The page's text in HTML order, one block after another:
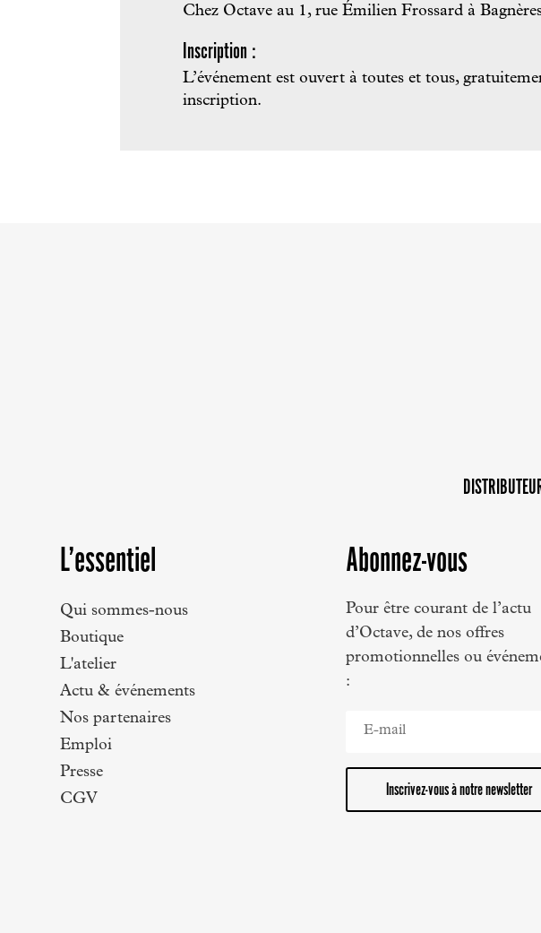
Chez Octave au 1, rue Émilien Frossard à
Inscription :
L’événement est ouvert à toutes et tous,
inscription.
L’essentiel
Qui sommes-nous
Boutique
L'atelier
Actu & événements
Nos partenaires
Emploi
Presse
CGV
Abonnez-vous
Pour être courant de l’actu
d’Octave, de nos offres
promotionnelles ou
:
Inscrivez-vous à notre newsletter